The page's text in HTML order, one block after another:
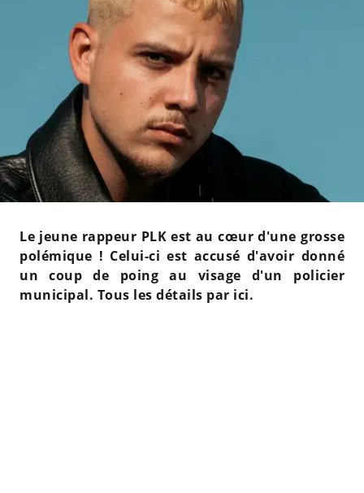
Le jeune rappeur PLK est au cœur d'une grosse
polémique ! Celui-ci est accusé d'avoir donné
un coup de poing au visage d'un policier
municipal. Tous les détails par ici.